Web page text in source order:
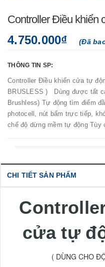
Controller Điều khiển
4.750.000₫ (Đã
THÔNG TIN SP:
Controller Điều khiển cửa tự
BRUSLESS ) Dùng được tất
Brushless) Tự động tìm điểm
photocell, nút bấm trực tiếp,
chế độ dừng mềm tự động Tùy
CHI TIẾT SẢN PHẨM
cửa tự
( DÙNG CHO